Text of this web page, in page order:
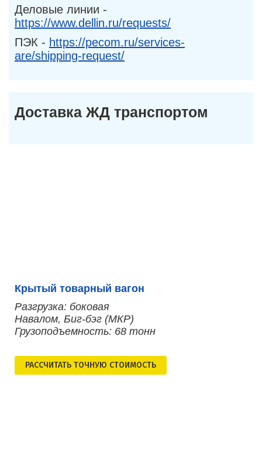
Деловые линии -
https://www.dellin.ru/requests/
ПЭК - https://pecom.ru/services-
are/shipping-request/
Доставка ЖД транспортом
Крытый товарный вагон
Разгрузка: боковая
Навалом, Биг-бэг (МКР)
Грузоподъемность: 68 тонн
РАСCЧИТАТЬ ТОЧНУЮ СТОИМОСТЬ